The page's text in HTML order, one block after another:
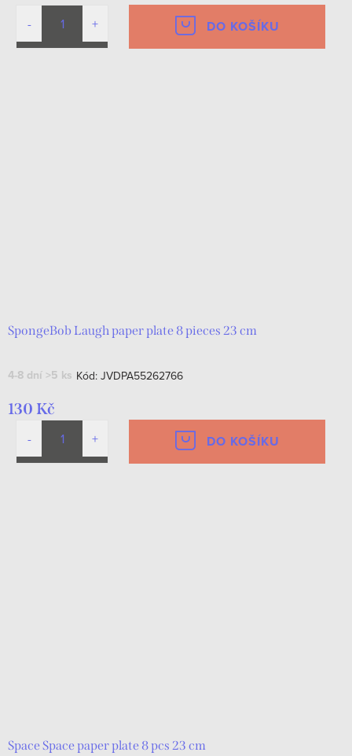
DO KOŠÍKU
SpongeBob Laugh paper plate 8 pieces 23 cm
4-8 dní >5 ks Kód: JVDPA55262766
130 Kč
DO KOŠÍKU
Space Space paper plate 8 pcs 23 cm